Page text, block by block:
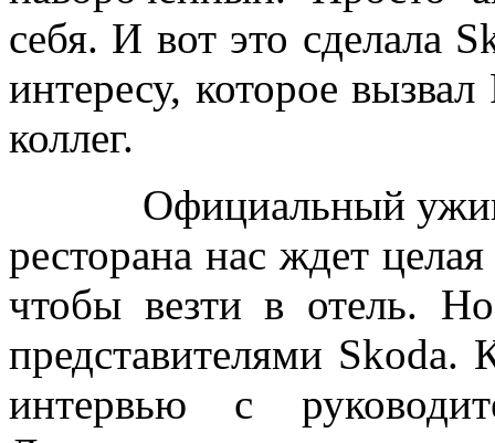
себя. И вот это сделала
интересу, которое
коллег.
Официальный ужин
ресторана нас ждет
чтобы везти в отель.
представителями Skoda.
интервью с